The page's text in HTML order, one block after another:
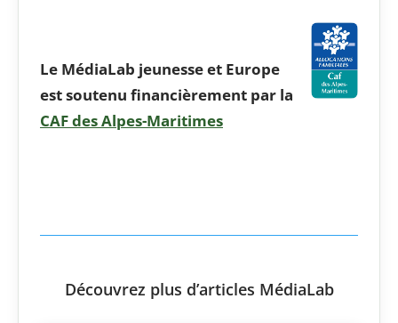
Le MédiaLab jeunesse et Europe
est soutenu financièrement par la
CAF des Alpes-Maritimes
Découvrez plus d’articles MédiaLab